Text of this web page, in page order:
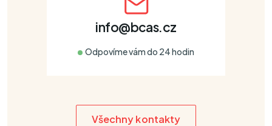
info@bcas.cz
Odpovíme vám do 24 hodin
Všechny kontakty